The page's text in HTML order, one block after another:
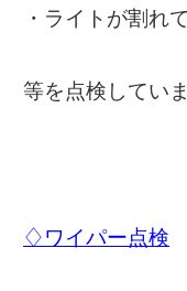
・ライトが割れ
等を点検していま
♢ワイパー点検